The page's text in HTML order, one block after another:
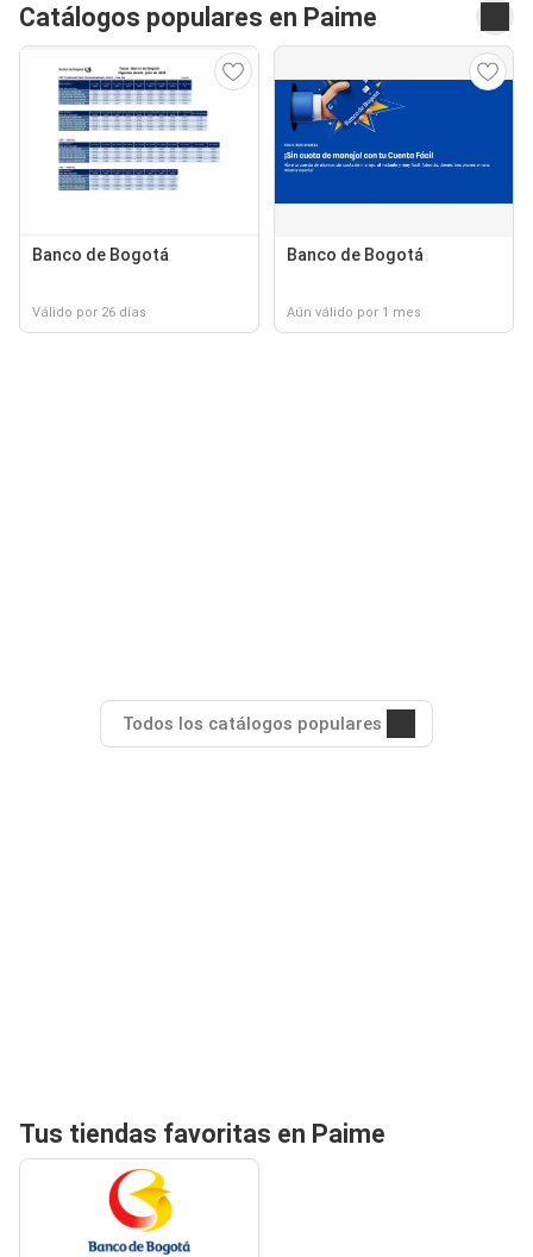
Catálogos populares en Paime
Banco de Bogotá
Válido por 26 días
Banco de Bogotá
Aún válido por 1 mes
Todos los catálogos populares
Tus tiendas favoritas en Paime